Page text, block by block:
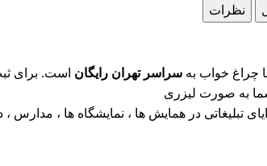
نظرات
سراسر تهران رایگان است. برای
به صورت لیزری
تبلیغاتی در همایش ها ، نمایشگاه ها ، مدارس ،